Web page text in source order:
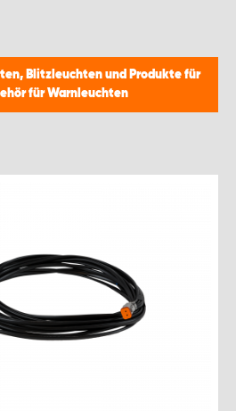
Blitzleuchten und Produkte für
für Warnleuchten